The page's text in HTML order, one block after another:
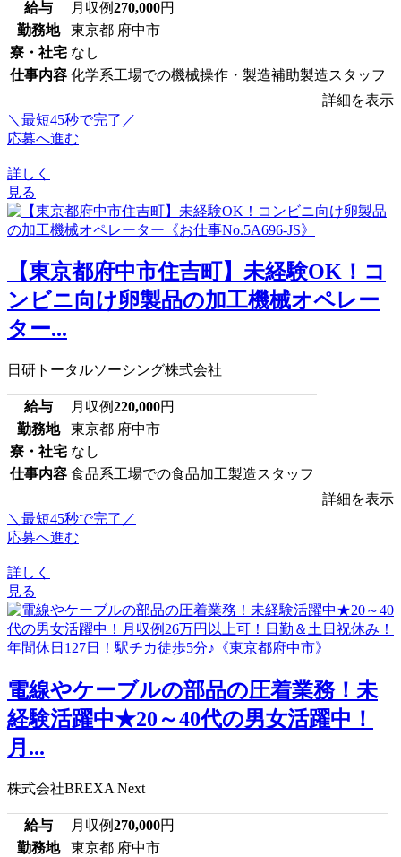
給与 月収例270,000円
勤務地
東京都 府中市
寮・社宅 なし
仕事内容 化学系工場での機械操作・製造補助製造スタッフ
詳細を表示
＼最短45秒で完了／
応募へ進む
詳しく
見る
【東京都府中市住吉町】未経験OK！コ
ンビニ向け卵製品の加工機械オペレー
ター...
日研トータルソーシング株式会社
給与 月収例220,000円
勤務地
東京都 府中市
寮・社宅 なし
仕事内容 食品系工場での食品加工製造スタッフ
詳細を表示
＼最短45秒で完了／
応募へ進む
詳しく
見る
電線やケーブルの部品の圧着業務！未
経験活躍中★20～40代の男女活躍中！
月...
株式会社BREXA Next
給与 月収例270,000円
勤務地
東京都 府中市